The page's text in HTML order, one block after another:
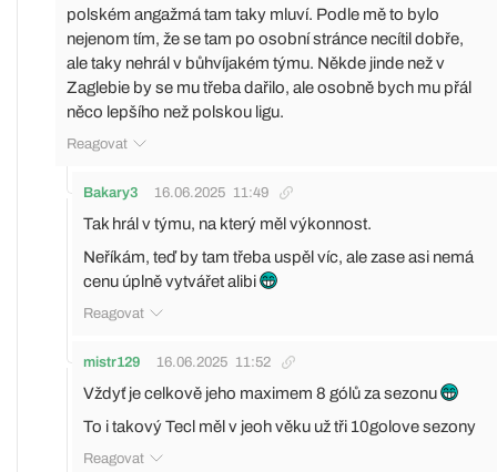
polském angažmá tam taky mluví. Podle mě to bylo
nejenom tím, že se tam po osobní stránce necítil dobře,
ale taky nehrál v bůhvíjakém týmu. Někde jinde než v
Zaglebie by se mu třeba dařilo, ale osobně bych mu přál
něco lepšího než polskou ligu.
Reagovat
Bakary3 16.06.2025 11:49
Tak hrál v týmu, na který měl výkonnost.
Neříkám, teď by tam třeba uspěl víc, ale zase asi nemá
cenu úplně vytvářet alibi
Reagovat
mistr129 16.06.2025 11:52
Vždyť je celkově jeho maximem 8 gólů za sezonu
To i takový Tecl měl v jeoh věku už tři 10golove sezony
Reagovat